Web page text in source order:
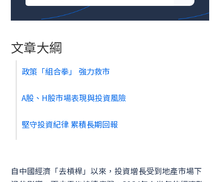
自中國經濟「去槓桿」以來，投資增長受到地產市場下
文章大綱
政策「組合拳」 強力救市
A股、H股市場表現與投資風險
堅守投資紀律 累積長期回報